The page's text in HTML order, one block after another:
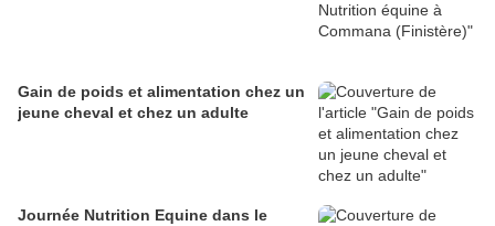
Gain de poids et alimentation chez un
jeune cheval et chez un adulte
Journée Nutrition Equine dans le